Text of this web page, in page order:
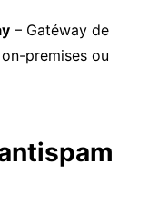
– Gatéway de
premises ou